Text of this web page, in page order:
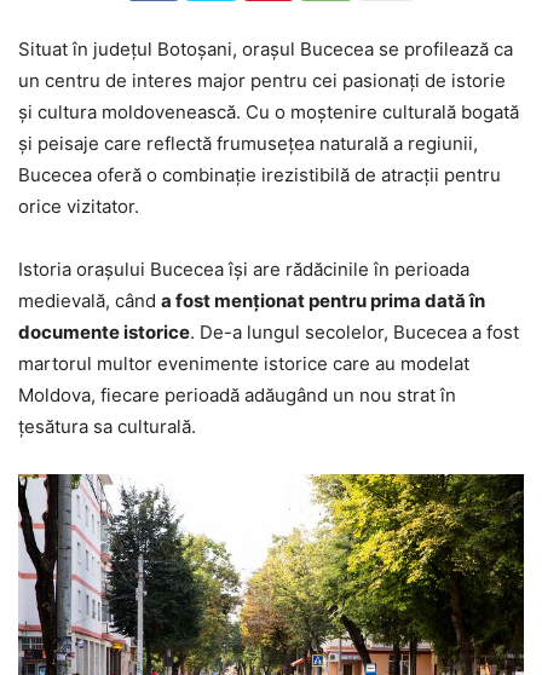
Situat în județul Botoșani, orașul Bucecea se profilează ca
un centru de interes major pentru cei pasionați de istorie
și cultura moldovenească. Cu o moștenire culturală bogată
și peisaje care reflectă frumusețea naturală a regiunii,
Bucecea oferă o combinație irezistibilă de atracții pentru
orice vizitator.
Istoria orașului Bucecea își are rădăcinile în perioada
medievală, când a fost menționat pentru prima dată în
documente istorice. De-a lungul secolelor, Bucecea a fost
martorul multor evenimente istorice care au modelat
Moldova, fiecare perioadă adăugând un nou strat în
țesătura sa culturală.